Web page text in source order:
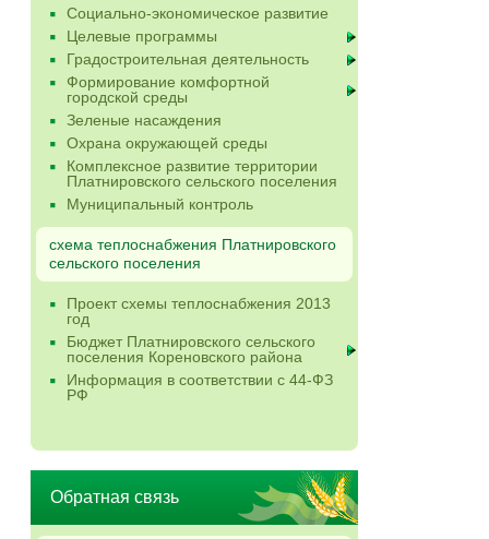
Социально-экономическое развитие
Целевые программы
Градостроительная деятельность
Формирование комфортной
городской среды
Зеленые насаждения
Охрана окружающей среды
Комплексное развитие территории
Платнировского сельского поселения
Муниципальный контроль
схема теплоснабжения Платнировского
сельского поселения
Проект схемы теплоснабжения 2013
год
Бюджет Платнировского сельского
поселения Кореновского района
Информация в соответствии с 44-ФЗ
РФ
Обратная связь